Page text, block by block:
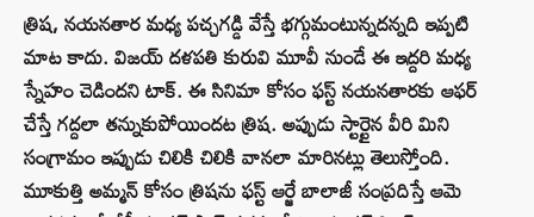
త్రిష, నయనతార మధ్య పచ్చగడ్డి వేస్తే భగ్గుమంటున్నదన్నది ఇప్పటి
మాట కాదు. విజయ్ దళపతి కురువి మూవీ నుండే ఈ ఇద్దరి మధ్య
స్నేహం చెడిందని టాక్. ఈ సినిమా కోసం ఫస్ట్ నయనతారకు ఆఫర్
చేస్తే గద్దలా తన్నుకుపోయిందట త్రిష. అప్పుడు స్టార్టైన వీరి మిని
సంగ్రామం ఇప్పుడు చిలికి చిలికి వానలా మారినట్లు తెలుస్తోంది.
మూకుత్తి అమ్మన్ కోసం త్రిషను ఫస్ట్ ఆర్జే బాలాజీ సంప్రదిస్తే ఆమె